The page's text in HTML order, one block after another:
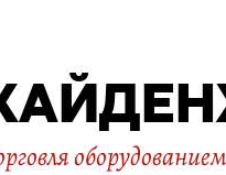
оборудованием